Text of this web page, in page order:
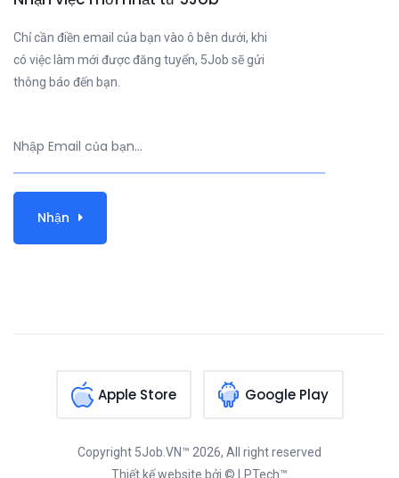
Chỉ cần điền email của bạn vào ô bên dưới, khi
có việc làm mới được đăng tuyển, 5Job sẽ gửi
thông báo đến bạn.
Nhận
Apple Store Google Play
Copyright 5Job.VN™ 2026, All right reserved
Thiết kế website bởi © LPTech™